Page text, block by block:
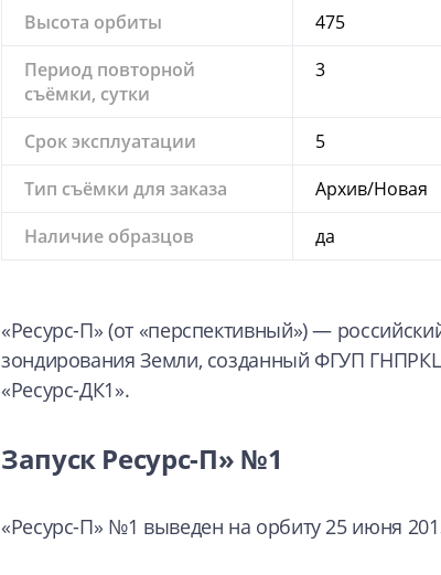
Высота орбиты 475
Период повторной
съёмки, сутки
3
Срок эксплуатации 5
Тип съёмки для заказа Архив/Новая
Наличие образцов да
«Ресурс-П» (от «перспективный») —
зондирования Земли, созданный ФГУП
«Ресурс-ДК1».
Запуск Ресурс-П» №1
«Ресурс-П» №1 выведен на орбиту 25 июня